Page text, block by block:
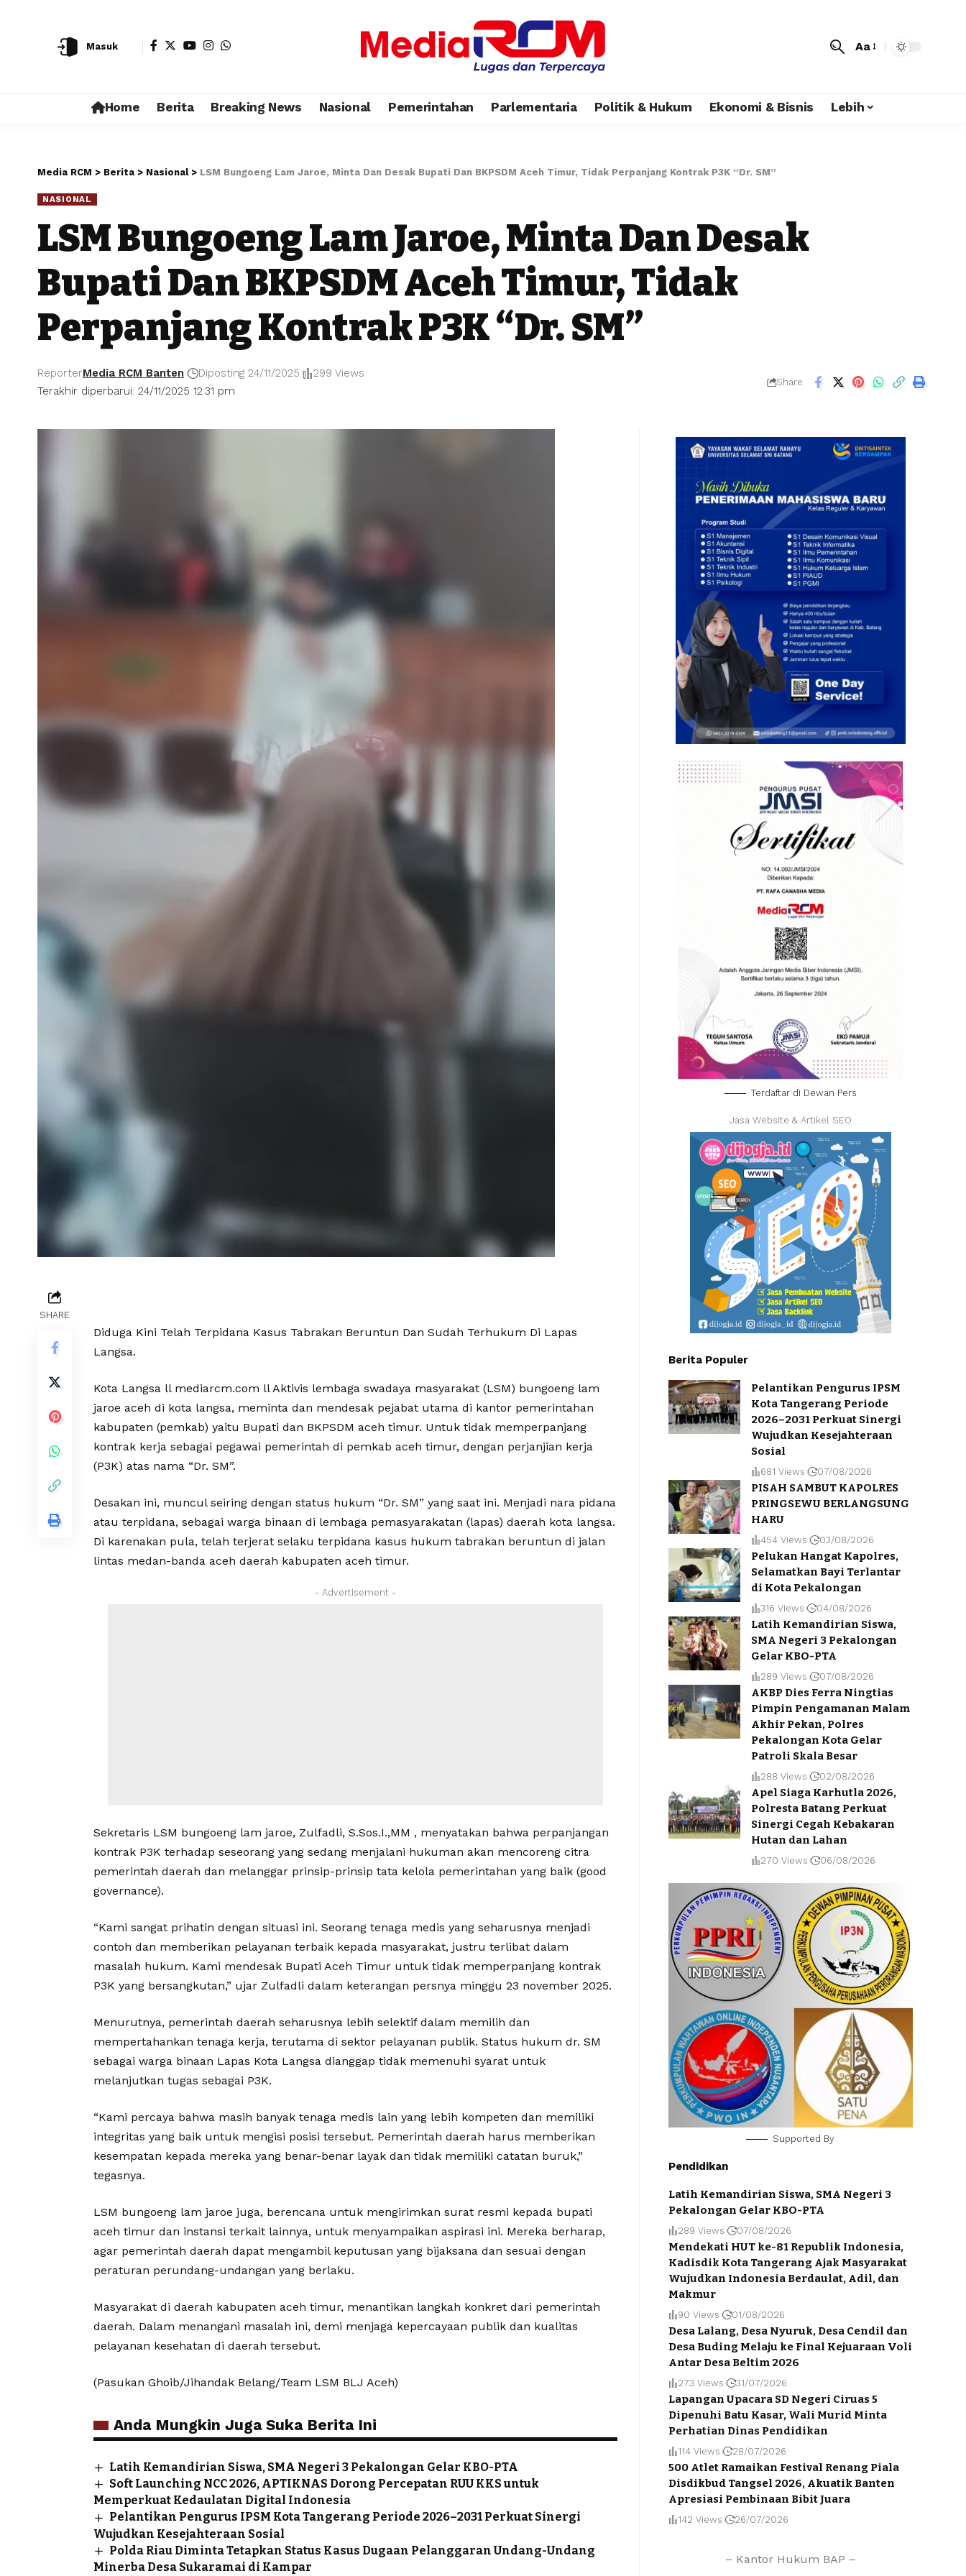
Masuk Aa
Home Berita Breaking News Nasional Pemerintahan Parlementaria Politik & Hukum Ekonomi & Bisnis Lebih
Media RCM > Berita > Nasional> LSM Bungoeng Lam Jaroe, Minta Dan Desak Bupati Dan BKPSDM Aceh Timur, Tidak Perpanjang Kontrak P3K “Dr. SM”
NASIONAL
LSM Bungoeng Lam Jaroe, Minta Dan Desak
Bupati Dan BKPSDM Aceh Timur, Tidak
Perpanjang Kontrak P3K “Dr. SM”
Terakhir diperbarui: 24/11/2025 12:31 pm
ReporterMedia RCM Banten Diposting 24/11/2025 299 Views
Share
SHARE
Diduga Kini Telah Terpidana Kasus Tabrakan Beruntun Dan Sudah Terhukum Di Lapas
Langsa.
Kota Langsa ll mediarcm.com ll Aktivis lembaga swadaya masyarakat (LSM) bungoeng lam
jaroe aceh di kota langsa, meminta dan mendesak pejabat utama di kantor pemerintahan
kabupaten (pemkab) yaitu Bupati dan BKPSDM aceh timur. Untuk tidak memperpanjang
kontrak kerja sebagai pegawai pemerintah di pemkab aceh timur, dengan perjanjian kerja
(P3K) atas nama “Dr. SM”.
Desakan ini, muncul seiring dengan status hukum “Dr. SM” yang saat ini. Menjadi nara pidana
atau terpidana, sebagai warga binaan di lembaga pemasyarakatan (lapas) daerah kota langsa.
Di karenakan pula, telah terjerat selaku terpidana kasus hukum tabrakan beruntun di jalan
lintas medan-banda aceh daerah kabupaten aceh timur.
- Advertisement -
Sekretaris LSM bungoeng lam jaroe, Zulfadli, S.Sos.I.,MM , menyatakan bahwa perpanjangan
kontrak P3K terhadap seseorang yang sedang menjalani hukuman akan mencoreng citra
pemerintah daerah dan melanggar prinsip-prinsip tata kelola pemerintahan yang baik (good
governance).
“Kami sangat prihatin dengan situasi ini. Seorang tenaga medis yang seharusnya menjadi
contoh dan memberikan pelayanan terbaik kepada masyarakat, justru terlibat dalam
masalah hukum. Kami mendesak Bupati Aceh Timur untuk tidak memperpanjang kontrak
P3K yang bersangkutan,” ujar Zulfadli dalam keterangan persnya minggu 23 november 2025.
Menurutnya, pemerintah daerah seharusnya lebih selektif dalam memilih dan
mempertahankan tenaga kerja, terutama di sektor pelayanan publik. Status hukum dr. SM
sebagai warga binaan Lapas Kota Langsa dianggap tidak memenuhi syarat untuk
melanjutkan tugas sebagai P3K.
“Kami percaya bahwa masih banyak tenaga medis lain yang lebih kompeten dan memiliki
integritas yang baik untuk mengisi posisi tersebut. Pemerintah daerah harus memberikan
kesempatan kepada mereka yang benar-benar layak dan tidak memiliki catatan buruk,”
tegasnya.
LSM bungoeng lam jaroe juga, berencana untuk mengirimkan surat resmi kepada bupati
aceh timur dan instansi terkait lainnya, untuk menyampaikan aspirasi ini. Mereka berharap,
agar pemerintah daerah dapat mengambil keputusan yang bijaksana dan sesuai dengan
peraturan perundang-undangan yang berlaku.
Masyarakat di daerah kabupaten aceh timur, menantikan langkah konkret dari pemerintah
daerah. Dalam menangani masalah ini, demi menjaga kepercayaan publik dan kualitas
pelayanan kesehatan di daerah tersebut.
(Pasukan Ghoib/Jihandak Belang/Team LSM BLJ Aceh)
Anda Mungkin Juga Suka Berita Ini
Latih Kemandirian Siswa, SMA Negeri 3 Pekalongan Gelar KBO-PTA
Soft Launching NCC 2026, APTIKNAS Dorong Percepatan RUU KKS untuk
Memperkuat Kedaulatan Digital Indonesia
Pelantikan Pengurus IPSM Kota Tangerang Periode 2026–2031 Perkuat Sinergi
Wujudkan Kesejahteraan Sosial
Polda Riau Diminta Tetapkan Status Kasus Dugaan Pelanggaran Undang-Undang
Minerba Desa Sukaramai di Kampar
Terdaftar di Dewan Pers
Jasa Website & Artikel SEO
Berita Populer
Pelantikan Pengurus IPSM
Kota Tangerang Periode
2026–2031 Perkuat Sinergi
Wujudkan Kesejahteraan
Sosial
681 Views 07/08/2026
PISAH SAMBUT KAPOLRES
PRINGSEWU BERLANGSUNG
HARU
454 Views 03/08/2026
Pelukan Hangat Kapolres,
Selamatkan Bayi Terlantar
di Kota Pekalongan
316 Views 04/08/2026
Latih Kemandirian Siswa,
SMA Negeri 3 Pekalongan
Gelar KBO-PTA
289 Views 07/08/2026
AKBP Dies Ferra Ningtias
Pimpin Pengamanan Malam
Akhir Pekan, Polres
Pekalongan Kota Gelar
Patroli Skala Besar
288 Views 02/08/2026
Apel Siaga Karhutla 2026,
Polresta Batang Perkuat
Sinergi Cegah Kebakaran
Hutan dan Lahan
270 Views 06/08/2026
Supported By
Pendidikan
Latih Kemandirian Siswa, SMA Negeri 3
Pekalongan Gelar KBO-PTA
289 Views 07/08/2026
Mendekati HUT ke-81 Republik Indonesia,
Kadisdik Kota Tangerang Ajak Masyarakat
Wujudkan Indonesia Berdaulat, Adil, dan
Makmur
90 Views 01/08/2026
Desa Lalang, Desa Nyuruk, Desa Cendil dan
Desa Buding Melaju ke Final Kejuaraan Voli
Antar Desa Beltim 2026
273 Views 31/07/2026
Lapangan Upacara SD Negeri Ciruas 5
Dipenuhi Batu Kasar, Wali Murid Minta
Perhatian Dinas Pendidikan
114 Views 28/07/2026
500 Atlet Ramaikan Festival Renang Piala
Disdikbud Tangsel 2026, Akuatik Banten
Apresiasi Pembinaan Bibit Juara
142 Views 26/07/2026
– Kantor Hukum BAP –